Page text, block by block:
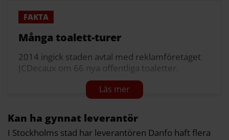
Många toalett-turer
2014 ingick staden avtal med reklamföretaget
JCDecaux om 66 nya offentliga toaletter.
Att få dem på plats tog längre tid än väntat och
budgeten sprack. Slutnotan landade på 46
Avtalet löpte ut 2025. Staden inledde därför en
Kan ha gynnat leverantör
I Stockholms stad har leverantören Danfo haft flera